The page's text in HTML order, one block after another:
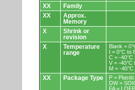
XX
Family
XX
Approx.
Memory
X
Shrink or
revision
X
Temperature
range
Blank =
I = 0°C to
C = -40°C
V = -40°C
M = -40°C
XX Package Type
P =
DW =
FA =